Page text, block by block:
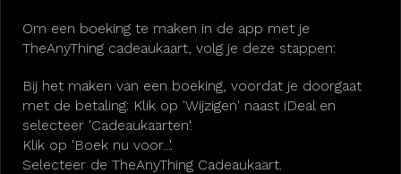
Om een boeking te maken in de app met je
TheAnyThing cadeaukaart, volg je deze stappen:
Bij het maken van een boeking, voordat je doorgaat
met de betaling: Klik op 'Wijzigen' naast iDeal en
selecteer 'Cadeaukaarten'.
Klik op 'Boek nu voor...'.
Selecteer de TheAnyThing Cadeaukaart.